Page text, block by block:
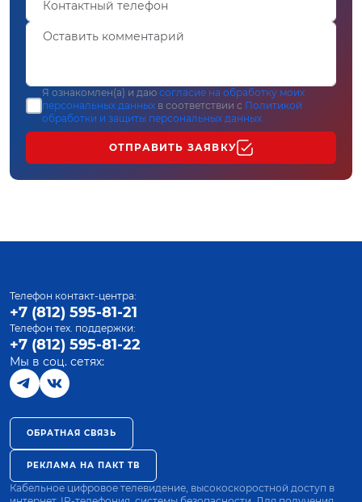
Я ознакомлен(а) и даю согласие на обработку моих
персональных данных в соответствии с Политикой
обработки и защиты персональных данных
ОТПРАВИТЬ ЗАЯВКУ
Телефон контакт-центра:
+7 (812) 595-81-21
Телефон тех. поддержки:
+7 (812) 595-81-22
Мы в соц. сетях:
ОБРАТНАЯ СВЯЗЬ
РЕКЛАМА НА ПАКТ ТВ
Кабельное цифровое телевидение, высокоскоростной доступ в